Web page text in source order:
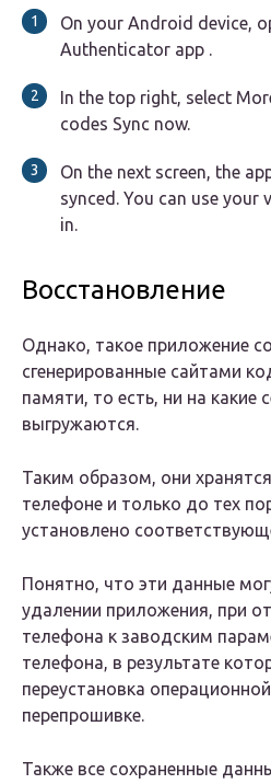
On your Android device,
Authenticator app .
In the top right, select
codes Sync now.
On the next screen, the
synced. You can use
in.
Восстановление
Однако, такое приложение
сгенерированные сайтами
памяти, то есть, ни на какие
выгружаются.
Таким образом, они
телефоне и только до тех
установлено
Понятно, что эти данные
удалении приложения, при
телефона к заводским
телефона, в результате
переустановка
перепрошивке.
Также все сохраненные